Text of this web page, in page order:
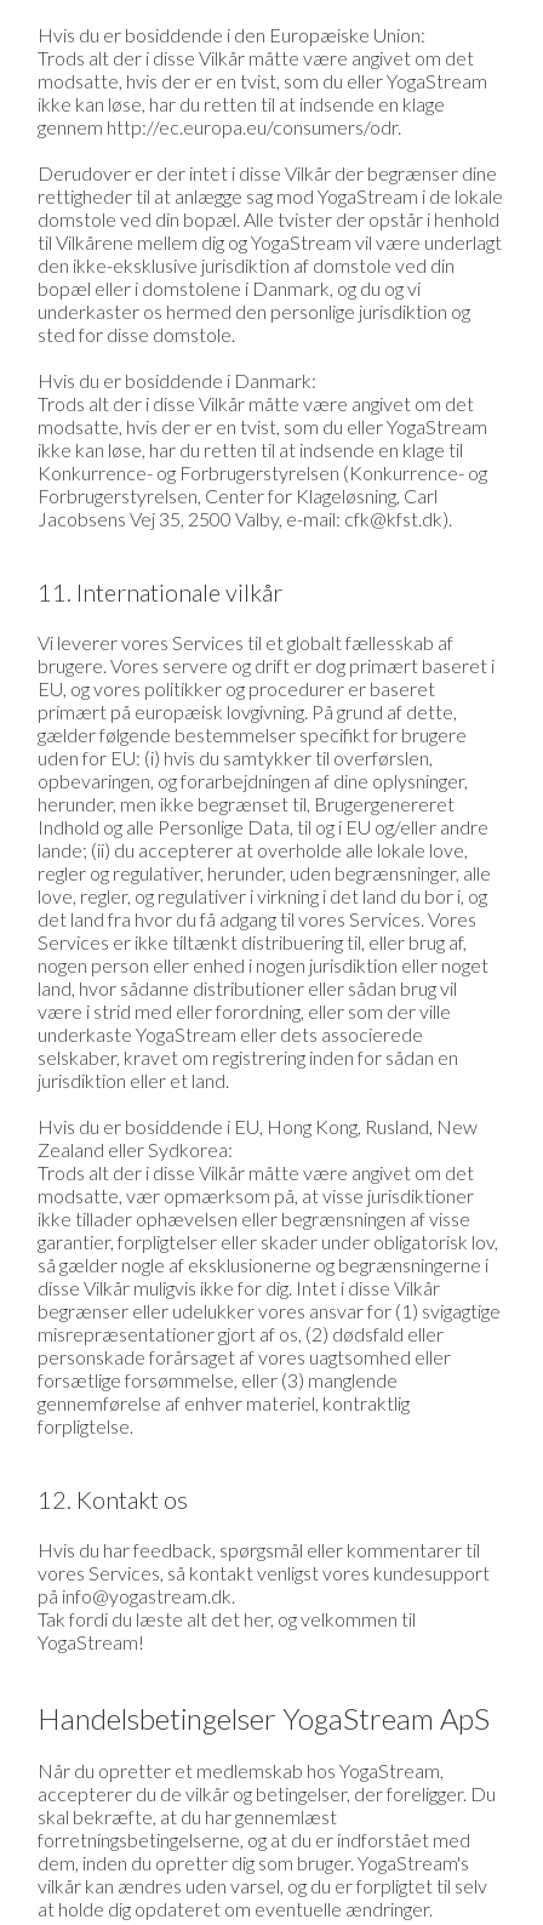
Hvis du er bosiddende i den Europæiske Union:
Trods alt der i disse Vilkår måtte være angivet om det
modsatte, hvis der er en tvist, som du eller YogaStream
ikke kan løse, har du retten til at indsende en klage
gennem http://ec.europa.eu/consumers/odr.
Derudover er der intet i disse Vilkår der begrænser dine
rettigheder til at anlægge sag mod YogaStream i de lokale
domstole ved din bopæl. Alle tvister der opstår i henhold
til Vilkårene mellem dig og YogaStream vil være underlagt
den ikke-eksklusive jurisdiktion af domstole ved din
bopæl eller i domstolene i Danmark, og du og vi
underkaster os hermed den personlige jurisdiktion og
sted for disse domstole.
Hvis du er bosiddende i Danmark:
Trods alt der i disse Vilkår måtte være angivet om det
modsatte, hvis der er en tvist, som du eller YogaStream
ikke kan løse, har du retten til at indsende en klage til
Konkurrence- og Forbrugerstyrelsen (Konkurrence- og
Forbrugerstyrelsen, Center for Klageløsning, Carl
Jacobsens Vej 35, 2500 Valby, e-mail: cfk@kfst.dk).
11. Internationale vilkår
Vi leverer vores Services til et globalt fællesskab af
brugere. Vores servere og drift er dog primært baseret i
EU, og vores politikker og procedurer er baseret
primært på europæisk lovgivning. På grund af dette,
gælder følgende bestemmelser specifikt for brugere
uden for EU: (i) hvis du samtykker til overførslen,
opbevaringen, og forarbejdningen af dine oplysninger,
herunder, men ikke begrænset til, Brugergenereret
Indhold og alle Personlige Data, til og i EU og/eller andre
lande; (ii) du accepterer at overholde alle lokale love,
regler og regulativer, herunder, uden begrænsninger, alle
love, regler, og regulativer i virkning i det land du bor i, og
det land fra hvor du få adgang til vores Services. Vores
Services er ikke tiltænkt distribuering til, eller brug af,
nogen person eller enhed i nogen jurisdiktion eller noget
land, hvor sådanne distributioner eller sådan brug vil
være i strid med eller forordning, eller som der ville
underkaste YogaStream eller dets associerede
selskaber, kravet om registrering inden for sådan en
jurisdiktion eller et land.
Hvis du er bosiddende i EU, Hong Kong, Rusland, New
Zealand eller Sydkorea:
Trods alt der i disse Vilkår måtte være angivet om det
modsatte, vær opmærksom på, at visse jurisdiktioner
ikke tillader ophævelsen eller begrænsningen af visse
garantier, forpligtelser eller skader under obligatorisk lov,
så gælder nogle af eksklusionerne og begrænsningerne i
disse Vilkår muligvis ikke for dig. Intet i disse Vilkår
begrænser eller udelukker vores ansvar for (1) svigagtige
misrepræsentationer gjort af os, (2) dødsfald eller
personskade forårsaget af vores uagtsomhed eller
forsætlige forsømmelse, eller (3) manglende
gennemførelse af enhver materiel, kontraktlig
forpligtelse.
12. Kontakt os
Hvis du har feedback, spørgsmål eller kommentarer til
vores Services, så kontakt venligst vores kundesupport
på info@yogastream.dk.
Tak fordi du læste alt det her, og velkommen til
YogaStream!
Handelsbetingelser YogaStream ApS
Når du opretter et medlemskab hos YogaStream,
accepterer du de vilkår og betingelser, der foreligger. Du
skal bekræfte, at du har gennemlæst
forretningsbetingelserne, og at du er indforstået med
dem, inden du opretter dig som bruger. YogaStream's
vilkår kan ændres uden varsel, og du er forpligtet til selv
at holde dig opdateret om eventuelle ændringer.